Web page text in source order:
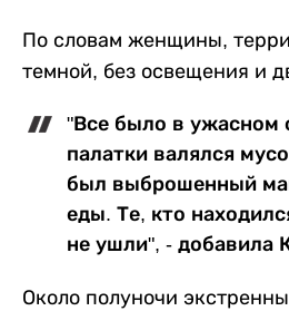
По словам женщины,
темной, без освещения и
"Все было в ужасном
палатки валялся
был выброшенный
еды. Те, кто
не ушли", - добавила
Около полуночи